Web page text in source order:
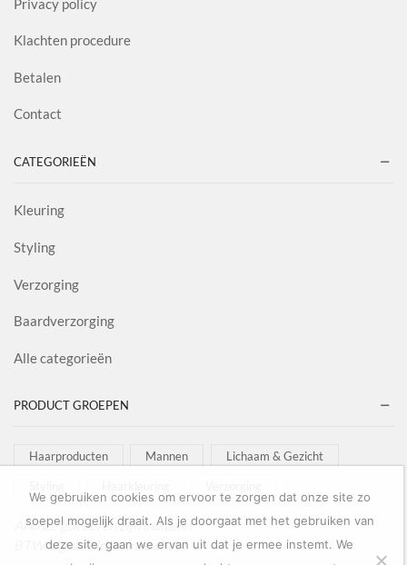
Privacy policy
Klachten procedure
Betalen
Contact
CATEGORIEËN
Kleuring
Styling
Verzorging
Baardverzorging
Alle categorieën
PRODUCT GROEPEN
Haarproducten Mannen Lichaam & Gezicht
Al onze goederen zijn inclusief
BTW afgebeeld in onze shop!
We gebruiken cookies om ervoor te zorgen dat onze site zo
soepel mogelijk draait. Als je doorgaat met het gebruiken van
deze site, gaan we ervan uit dat je ermee instemt. We